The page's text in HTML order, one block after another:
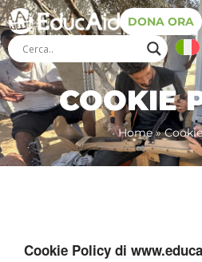
DONA ORA
COOKIE
Home»
Cookie Policy di